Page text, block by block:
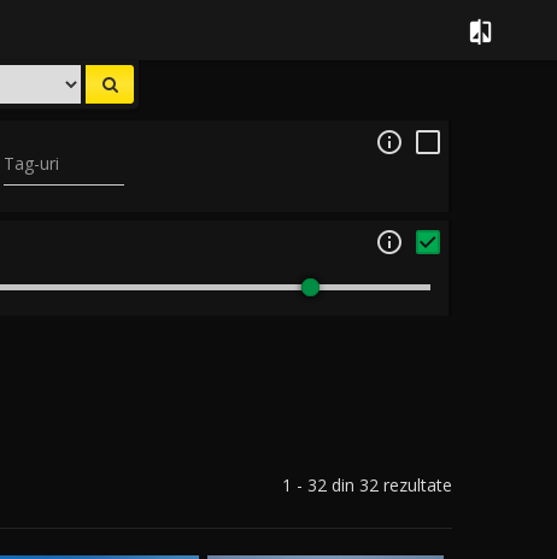

Tag-uri


1 - 32 din 32 rezultate